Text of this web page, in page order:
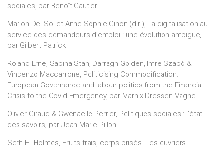
sociales, par Benoît Gautier
Marion Del Sol et Anne-Sophie Ginon (dir.), La digitalisation au
service des demandeurs d’emploi : une évolution ambiguë,
par Gilbert Patrick
Roland Erne, Sabina Stan, Darragh Golden, Imre Szabó &
Vincenzo Maccarrone, Politicising Commodification.
European Governance and labour politics from the Financial
Crisis to the Covid Emergency, par Marnix Dressen-Vagne
Olivier Giraud & Gwenaëlle Perrier, Politiques sociales : l’état
des savoirs, par Jean-Marie Pillon
Seth H. Holmes, Fruits frais, corps brisés. Les ouvriers